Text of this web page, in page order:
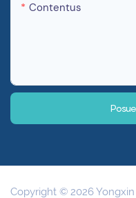
Contentus
Copyright © 2026 Yongxin